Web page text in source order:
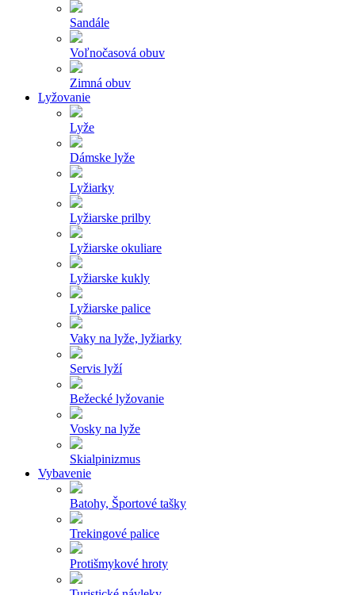
Sandále
Voľnočasová obuv
Zimná obuv
Lyžovanie
Lyže
Dámske lyže
Lyžiarky
Lyžiarske prilby
Lyžiarske okuliare
Lyžiarske kukly
Lyžiarske palice
Vaky na lyže, lyžiarky
Servis lyží
Bežecké lyžovanie
Vosky na lyže
Skialpinizmus
Vybavenie
Batohy, Športové tašky
Trekingové palice
Protišmykové hroty